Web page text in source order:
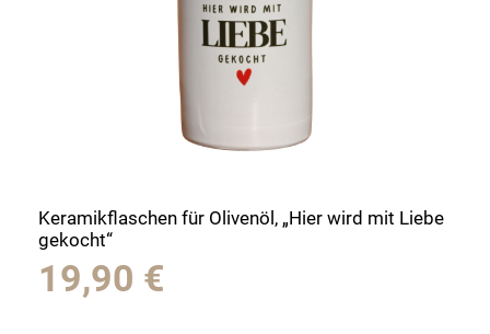
Keramikflaschen für Olivenöl, „Hier wird mit Liebe
gekocht“
19,90 €